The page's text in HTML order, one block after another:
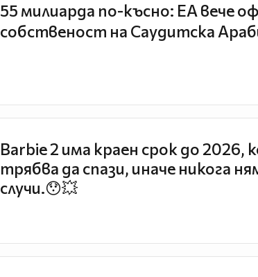
55 милиарда по-късно: EA вече
собственост на Саудитска
Barbie 2 има краен срок до 2026,
трябва да спази, иначе никога
случи.😯💥